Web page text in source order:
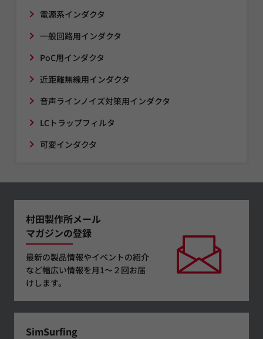
電源系インダクタ
一般回路用インダクタ
PoC用インダクタ
近距離無線用インダクタ
音声ラインノイズ対策用インダクタ
LCトラップフィルタ
可変インダクタ
村田製作所メール
マガジンの登録
最新の製品情報やイベントの紹介
など幅広い情報を月1～２回お届
けします。
SimSurfing